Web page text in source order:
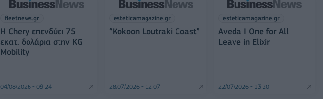
fleetnews.gr
Η Chery επενδύει 75
εκατ. δολάρια στην KG
Mobility
04/08/2026 - 09:24
esteticamagazine.gr
“Kokoon Loutraki Coast”
28/07/2026 - 12:07
esteticamagazine.gr
Aveda I One for All
Leave in Elixir
22/07/2026 - 13:20